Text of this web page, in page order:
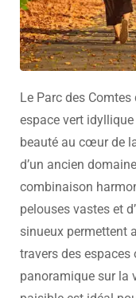
Le Parc des
espace vert
beauté au cœur de
d’un ancien
combinaison
pelouses vastes et
sinueux permettent
travers des espaces
panoramique sur la